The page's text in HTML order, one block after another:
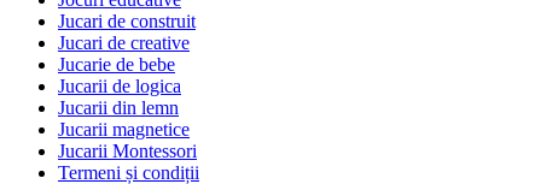
Jucari de construit
Jucari de creative
Jucarie de bebe
Jucarii de logica
Jucarii din lemn
Jucarii magnetice
Jucarii Montessori
Termeni și condiții